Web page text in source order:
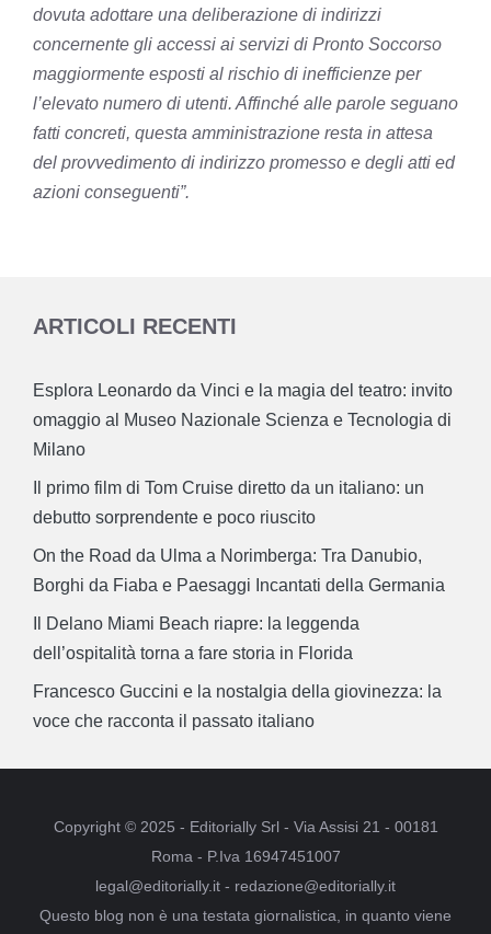
dovuta adottare una deliberazione di indirizzi
concernente gli accessi ai servizi di Pronto Soccorso
maggiormente esposti al rischio di inefficienze per
l’elevato numero di utenti. Affinché alle parole seguano
fatti concreti, questa amministrazione resta in attesa
del provvedimento di indirizzo promesso e degli atti ed
azioni conseguenti”.
ARTICOLI RECENTI
Esplora Leonardo da Vinci e la magia del teatro: invito
omaggio al Museo Nazionale Scienza e Tecnologia di
Milano
Il primo film di Tom Cruise diretto da un italiano: un
debutto sorprendente e poco riuscito
On the Road da Ulma a Norimberga: Tra Danubio,
Borghi da Fiaba e Paesaggi Incantati della Germania
Il Delano Miami Beach riapre: la leggenda
dell’ospitalità torna a fare storia in Florida
Francesco Guccini e la nostalgia della giovinezza: la
voce che racconta il passato italiano
Copyright © 2025 - Editorially Srl - Via Assisi 21 - 00181
Roma - P.Iva 16947451007
legal@editorially.it - redazione@editorially.it
Questo blog non è una testata giornalistica, in quanto viene